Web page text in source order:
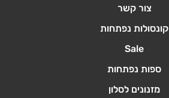
צור קשר
קונסולות נפתחות
Sale
ספות נפתחות
מזנונים לסלון